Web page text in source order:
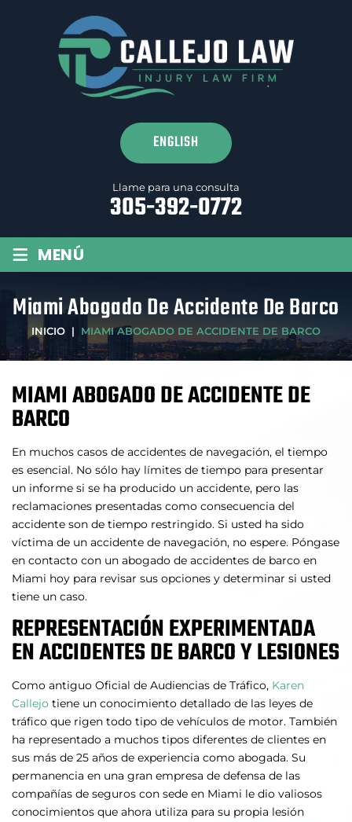
ENGLISH
Llame para una consulta
305-392-0772
≡ MENÚ
Miami Abogado De Accidente De Barco
INICIO | MIAMI ABOGADO DE ACCIDENTE DE BARCO
MIAMI ABOGADO DE ACCIDENTE DE
BARCO
En muchos casos de accidentes de navegación, el tiempo
es esencial. No sólo hay límites de tiempo para presentar
un informe si se ha producido un accidente, pero las
reclamaciones presentadas como consecuencia del
accidente son de tiempo restringido. Si usted ha sido
víctima de un accidente de navegación, no espere. Póngase
en contacto con un abogado de accidentes de barco en
Miami hoy para revisar sus opciones y determinar si usted
tiene un caso.
REPRESENTACIÓN EXPERIMENTADA
EN ACCIDENTES DE BARCO Y LESIONES
Como antiguo Oficial de Audiencias de Tráfico, Karen
Callejo tiene un conocimiento detallado de las leyes de
tráfico que rigen todo tipo de vehículos de motor. También
ha representado a muchos tipos diferentes de clientes en
sus más de 25 años de experiencia como abogada. Su
permanencia en una gran empresa de defensa de las
compañías de seguros con sede en Miami le dio valiosos
conocimientos que ahora utiliza para su propia lesión